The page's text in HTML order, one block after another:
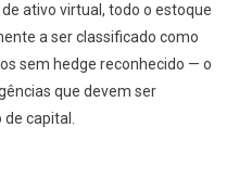
ativo virtual, todo o estoque
a ser classificado como
sem hedge reconhecido — o
que devem ser
de capital.